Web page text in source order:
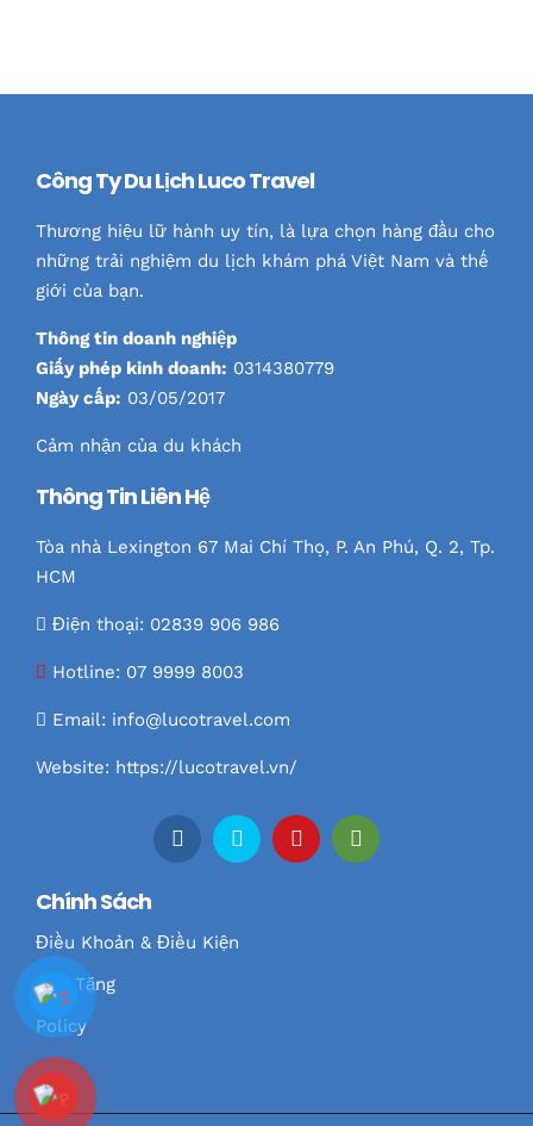
Công Ty Du Lịch Luco Travel
Thương hiệu lữ hành uy tín, là lựa chọn hàng đầu cho
những trải nghiệm du lịch khám phá Việt Nam và thế
giới của bạn.
Thông tin doanh nghiệp
Giấy phép kinh doanh: 0314380779
Ngày cấp: 03/05/2017
Cảm nhận của du khách
Thông Tin Liên Hệ
Tòa nhà Lexington 67 Mai Chí Thọ, P. An Phú, Q. 2, Tp.
HCM
Điện thoại: 02839 906 986
Hotline: 07 9999 8003
Email: info@lucotravel.com
Website: https://lucotravel.vn/
Chính Sách
Điều Khoản & Điều Kiện
Quà Tặng
Policy